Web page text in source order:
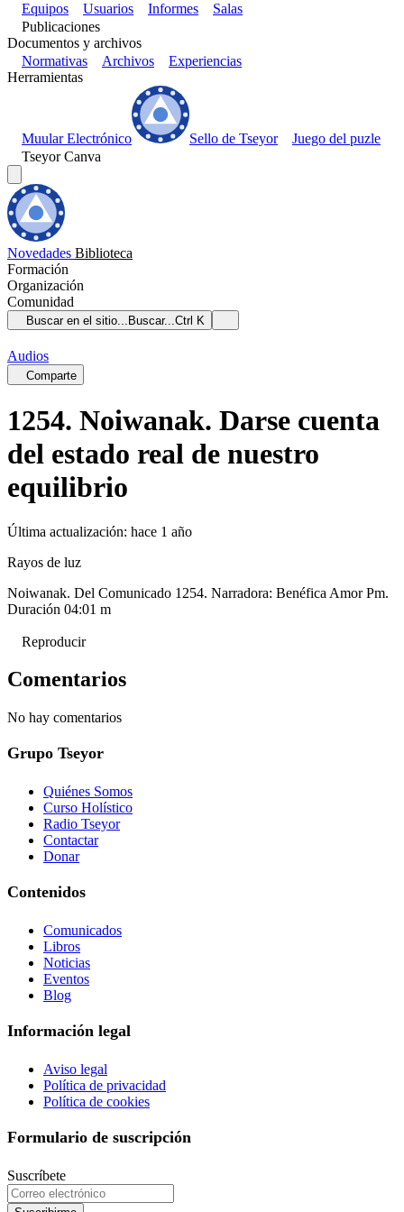
Equipos
Usuarios Informes
Salas
Publicaciones
Documentos y archivos
Normativas
Archivos
Experiencias
Herramientas
Muular Electrónico Sello de Tseyor
Juego del puzle
Tseyor Canva
Novedades Biblioteca
Formación
Organización
Comunidad
Buscar en el sitio... Buscar...Ctrl K
Audios
Comparte
1254. Noiwanak. Darse cuenta
del estado real de nuestro
equilibrio
Última actualización: hace 1 año
Rayos de luz
Noiwanak. Del Comunicado 1254. Narradora: Benéfica Amor Pm.
Duración 04:01 m
Reproducir
Comentarios
No hay comentarios
Grupo Tseyor
Quiénes Somos
Curso Holístico
Radio Tseyor
Contactar
Donar
Contenidos
Comunicados
Libros
Noticias
Eventos
Blog
Información legal
Aviso legal
Política de privacidad
Política de cookies
Formulario de suscripción
Suscríbete